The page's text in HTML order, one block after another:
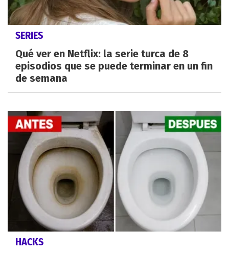
SERIES
Qué ver en Netflix: la serie turca de 8
episodios que se puede terminar en un fin
de semana
HACKS